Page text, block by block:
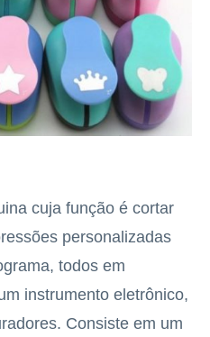
cuja função é cortar
personalizadas
todos em
instrumento eletrônico,
Consiste em um